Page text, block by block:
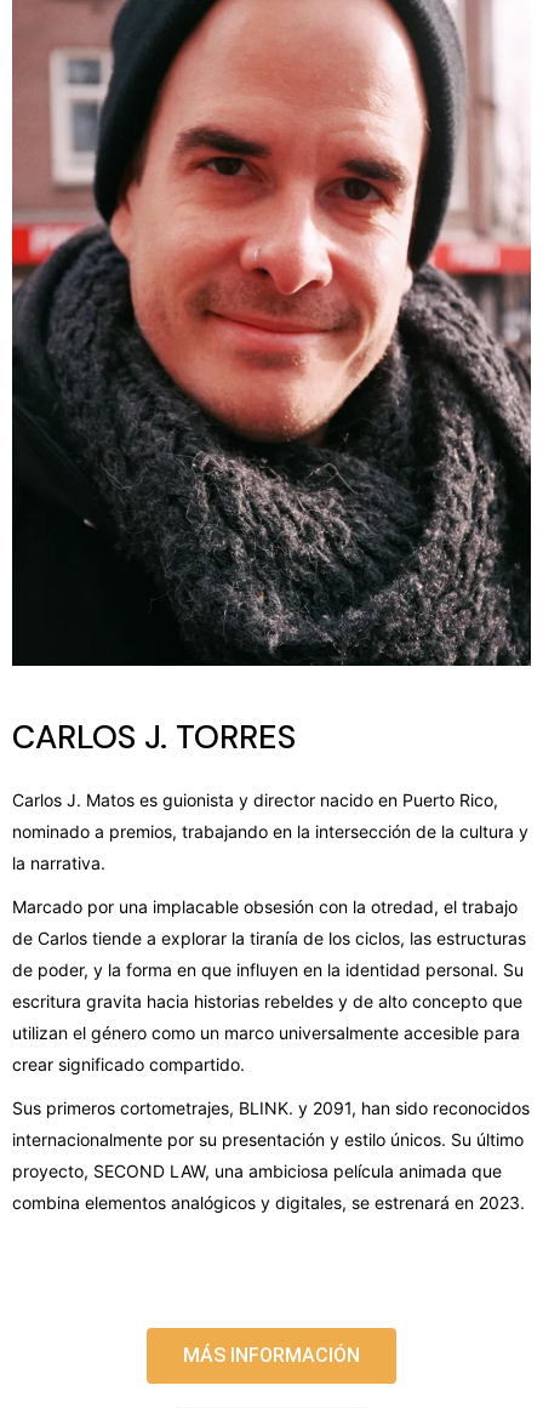
CARLOS J. TORRES
Carlos J. Matos es guionista y director nacido en Puerto Rico,
nominado a premios, trabajando en la intersección de la cultura y
la narrativa.
Marcado por una implacable obsesión con la otredad, el trabajo
de Carlos tiende a explorar la tiranía de los ciclos, las estructuras
de poder, y la forma en que influyen en la identidad personal. Su
escritura gravita hacia historias rebeldes y de alto concepto que
utilizan el género como un marco universalmente accesible para
crear significado compartido.
Sus primeros cortometrajes, BLINK. y 2091, han sido reconocidos
internacionalmente por su presentación y estilo únicos. Su último
proyecto, SECOND LAW, una ambiciosa película animada que
combina elementos analógicos y digitales, se estrenará en 2023.
MÁS INFORMACIÓN